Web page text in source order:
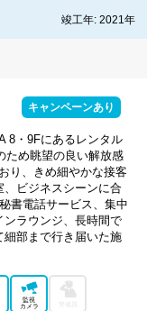
環境になっています。
などから、現在もオフ
いる、というだけで信
タルオフィスであれば比
け利用する、といった
記できるバーチャルオ
」がオープンするなど
ますます発展していく
てみてはいかがでしょう
リなオフィスを探してみ
竣工年: 2021年
キャンペーンあり
8・9Fにあるレンタル
ため眺望の良い解放感
り、きめ細やかな接客
ビジネスシーンに合
書電話サービス、集中
ラウンジ、長時間で
細部まで行き届いた施
監視
カメラ